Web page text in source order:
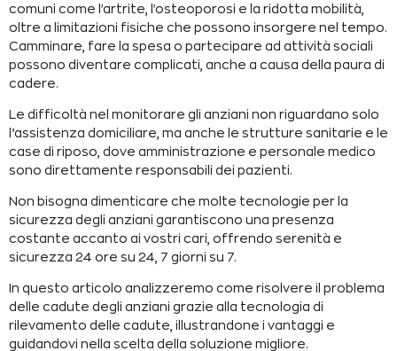
comuni come l'artrite, l'osteoporosi e la ridotta mobilità,
oltre a limitazioni fisiche che possono insorgere nel tempo.
Camminare, fare la spesa o partecipare ad attività sociali
possono diventare complicati, anche a causa della paura di
cadere.
Le difficoltà nel monitorare gli anziani non riguardano solo
l’assistenza domiciliare, ma anche le strutture sanitarie e le
case di riposo, dove amministrazione e personale medico
sono direttamente responsabili dei pazienti.
Non bisogna dimenticare che molte tecnologie per la
sicurezza degli anziani garantiscono una presenza
costante accanto ai vostri cari, offrendo serenità e
sicurezza 24 ore su 24, 7 giorni su 7.
In questo articolo analizzeremo come risolvere il problema
delle cadute degli anziani grazie alla tecnologia di
rilevamento delle cadute, illustrandone i vantaggi e
guidandovi nella scelta della soluzione migliore.